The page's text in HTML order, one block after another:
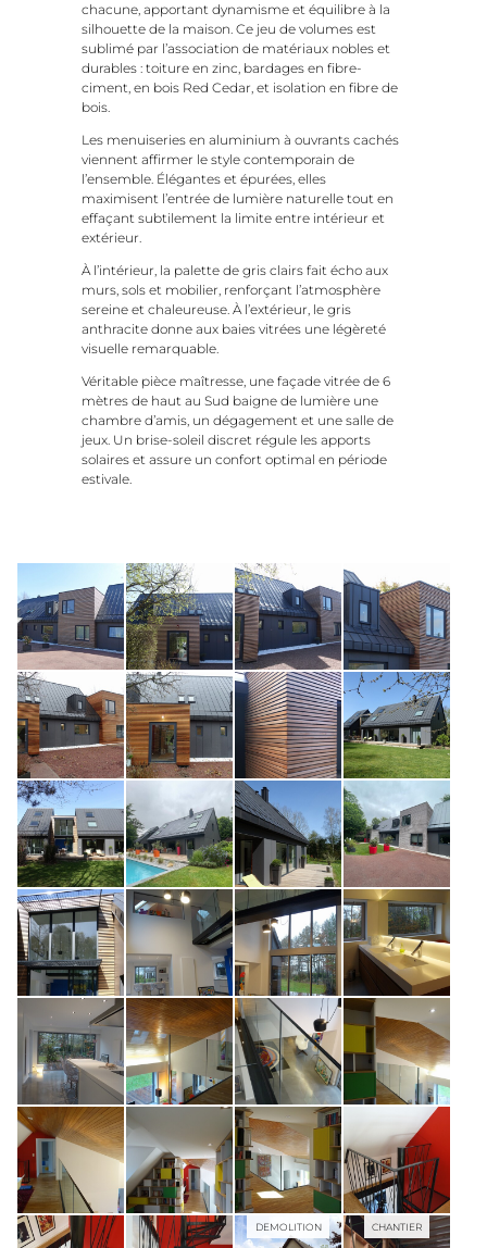
chacune, apportant dynamisme et équilibre à la
silhouette de la maison. Ce jeu de volumes est
sublimé par l’association de matériaux nobles et
durables : toiture en zinc, bardages en fibre-
ciment, en bois Red Cedar, et isolation en fibre de
bois.
Les menuiseries en aluminium à ouvrants cachés
viennent affirmer le style contemporain de
l’ensemble. Élégantes et épurées, elles
maximisent l’entrée de lumière naturelle tout en
effaçant subtilement la limite entre intérieur et
extérieur.
À l’intérieur, la palette de gris clairs fait écho aux
murs, sols et mobilier, renforçant l’atmosphère
sereine et chaleureuse. À l’extérieur, le gris
anthracite donne aux baies vitrées une légèreté
visuelle remarquable.
Véritable pièce maîtresse, une façade vitrée de 6
mètres de haut au Sud baigne de lumière une
chambre d’amis, un dégagement et une salle de
jeux. Un brise-soleil discret régule les apports
solaires et assure un confort optimal en période
estivale.
DEMOLITION CHANTIER